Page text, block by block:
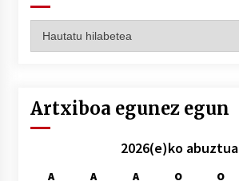
hilez
Artxiboa egunez egun
2026(e)ko abuztua
A A A O O